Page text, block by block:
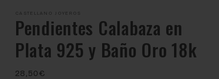
ventana
modal
CASTELLANO JOYEROS
Pendientes Calabaza en
Plata 925 y Baño Oro 18k
Precio
28,50€